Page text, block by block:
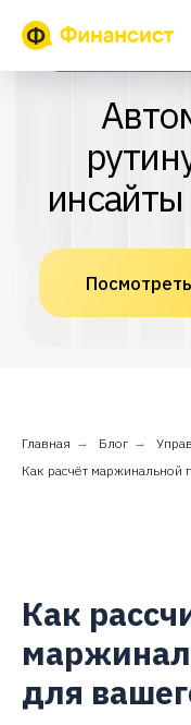
ИИ-помощник для собственника
рутину и
инсайты с
Посмотреть демо
Главная → Блог →
Как расчёт
Как
для